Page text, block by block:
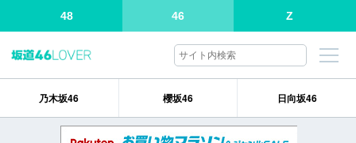
48 46 Z
乃木坂46 櫻坂46 日向坂46